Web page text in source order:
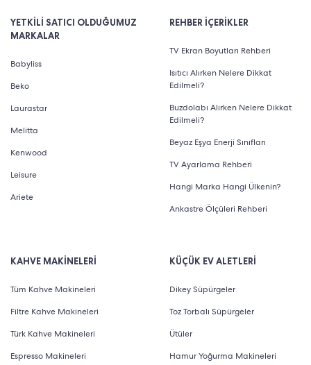
YETKİLİ SATICI OLDUĞUMUZ
MARKALAR
Babyliss
Beko
Laurastar
Melitta
Kenwood
Leisure
Ariete
REHBER İÇERİKLER
TV Ekran Boyutları Rehberi
Isıtıcı Alırken Nelere Dikkat
Edilmeli?
Buzdolabı Alırken Nelere Dikkat
Edilmeli?
Beyaz Eşya Enerji Sınıfları
TV Ayarlama Rehberi
Hangi Marka Hangi Ülkenin?
Ankastre Ölçüleri Rehberi
KAHVE MAKİNELERİ
Tüm Kahve Makineleri
Filtre Kahve Makineleri
Türk Kahve Makineleri
Espresso Makineleri
KÜÇÜK EV ALETLERİ
Dikey Süpürgeler
Toz Torbalı Süpürgeler
Ütüler
Hamur Yoğurma Makineleri